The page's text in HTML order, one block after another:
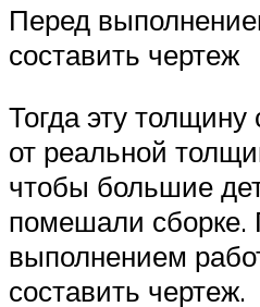
Перед
составить чертеж
Тогда эту толщину
от реальной
чтобы большие
помешали сборке.
выполнением
составить чертеж.